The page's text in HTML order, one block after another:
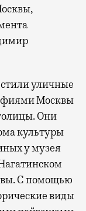
уличные
Москвы
Они
культуры
у музея
С помощью
виды